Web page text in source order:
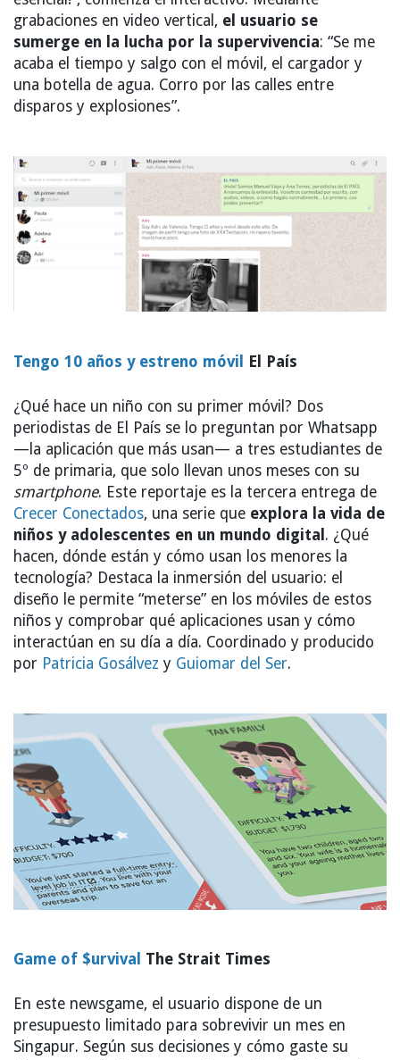
grabaciones en video vertical, el usuario se
sumerge en la lucha por la supervivencia: “Se me
acaba el tiempo y salgo con el móvil, el cargador y
una botella de agua. Corro por las calles entre
disparos y explosiones”.
Tengo 10 años y estreno móvil El País
¿Qué hace un niño con su primer móvil? Dos
periodistas de El País se lo preguntan por Whatsapp
—la aplicación que más usan— a tres estudiantes de
5º de primaria, que solo llevan unos meses con su
smartphone. Este reportaje es la tercera entrega de
Crecer Conectados, una serie que explora la vida de
niños y adolescentes en un mundo digital . ¿Qué
hacen, dónde están y cómo usan los menores la
tecnología? Destaca la inmersión del usuario: el
diseño le permite “meterse” en los móviles de estos
niños y comprobar qué aplicaciones usan y cómo
interactúan en su día a día. Coordinado y producido
por Patricia Gosálvez y Guiomar del Ser.
Game of $urvival The Strait Times
En este newsgame, el usuario dispone de un
presupuesto limitado para sobrevivir un mes en
Singapur. Según sus decisiones y cómo gaste su